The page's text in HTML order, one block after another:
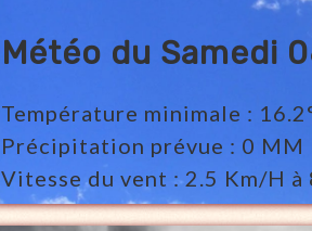
Météo du Samedi
Température minimale :
Précipitation prévue : 0 MM
Vitesse du vent : 2.5 Km/H à